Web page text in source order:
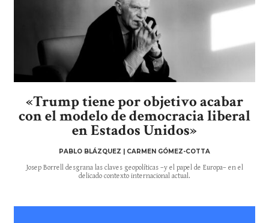
«Trump tiene por objetivo acabar
con el modelo de democracia liberal
en Estados Unidos»
PABLO BLÁZQUEZ | CARMEN GÓMEZ-COTTA
Josep Borrell desgrana las claves geopolíticas –y el papel de Europa– en el
delicado contexto internacional actual.